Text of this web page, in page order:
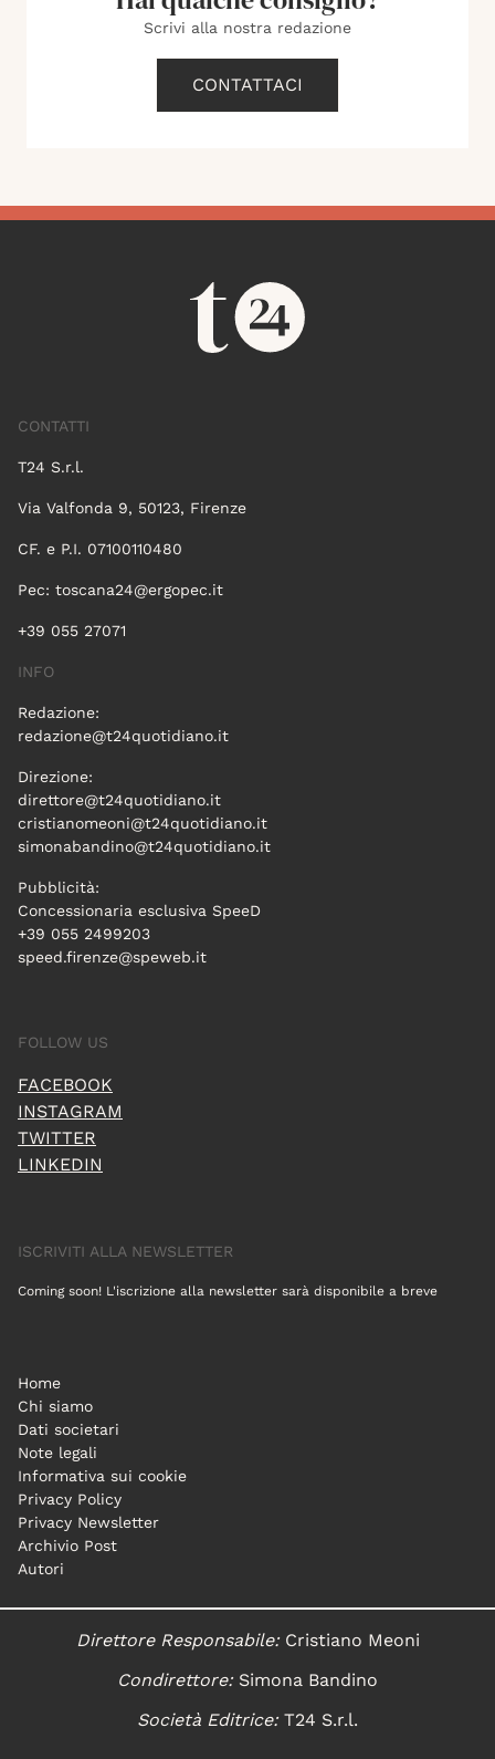
Scrivi alla nostra redazione
CONTATTACI
CONTATTI
T24 S.r.l.
Via Valfonda 9, 50123, Firenze
CF. e P.I. 07100110480
Pec: toscana24@ergopec.it
+39 055 27071
INFO
Redazione:
redazione@t24quotidiano.it
Direzione:
direttore@t24quotidiano.it
cristianomeoni@t24quotidiano.it
simonabandino@t24quotidiano.it
Pubblicità:
Concessionaria esclusiva SpeeD
+39 055 2499203
speed.firenze@speweb.it
FOLLOW US
FACEBOOK
INSTAGRAM
TWITTER
LINKEDIN
ISCRIVITI ALLA NEWSLETTER
Coming soon! L'iscrizione alla newsletter sarà disponibile a breve
Home
Chi siamo
Dati societari
Note legali
Informativa sui cookie
Privacy Policy
Privacy Newsletter
Archivio Post
Autori
Direttore Responsabile:Cristiano Meoni
Condirettore:Simona Bandino
Società Editrice:T24 S.r.l.